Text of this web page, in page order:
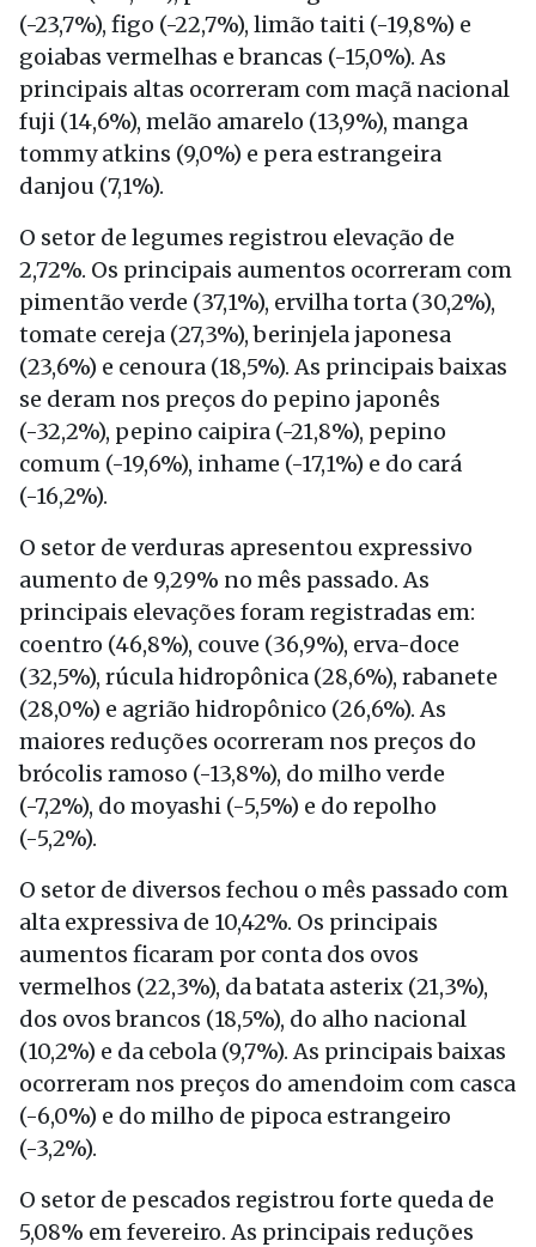
(-23,7%), figo (-22,7%), limão taiti (-19,8%) e
goiabas vermelhas e brancas (-15,0%). As
principais altas ocorreram com maçã nacional
fuji (14,6%), melão amarelo (13,9%), manga
tommy atkins (9,0%) e pera estrangeira
danjou (7,1%).
O setor de legumes registrou elevação de
2,72%. Os principais aumentos ocorreram com
pimentão verde (37,1%), ervilha torta (30,2%),
tomate cereja (27,3%), berinjela japonesa
(23,6%) e cenoura (18,5%). As principais baixas
se deram nos preços do pepino japonês
(-32,2%), pepino caipira (-21,8%), pepino
comum (-19,6%), inhame (-17,1%) e do cará
(-16,2%).
O setor de verduras apresentou expressivo
aumento de 9,29% no mês passado. As
principais elevações foram registradas em:
coentro (46,8%), couve (36,9%), erva-doce
(32,5%), rúcula hidropônica (28,6%), rabanete
(28,0%) e agrião hidropônico (26,6%). As
maiores reduções ocorreram nos preços do
brócolis ramoso (-13,8%), do milho verde
(-7,2%), do moyashi (-5,5%) e do repolho
(-5,2%).
O setor de diversos fechou o mês passado com
alta expressiva de 10,42%. Os principais
aumentos ficaram por conta dos ovos
vermelhos (22,3%), da batata asterix (21,3%),
dos ovos brancos (18,5%), do alho nacional
(10,2%) e da cebola (9,7%). As principais baixas
ocorreram nos preços do amendoim com casca
(-6,0%) e do milho de pipoca estrangeiro
(-3,2%).
O setor de pescados registrou forte queda de
5,08% em fevereiro. As principais reduções